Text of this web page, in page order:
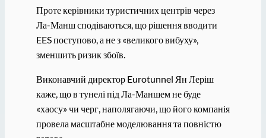
Проте керівники туристичних центрів через
Ла-Манш сподіваються, що рішення вводити
EES поступово, а не з «великого вибуху»,
зменшить ризик збоїв.
Виконавчий директор Eurotunnel Ян Леріш
каже, що в тунелі під Ла-Маншем не буде
«хаосу» чи черг, наполягаючи, що його компанія
провела масштабне моделювання та повністю